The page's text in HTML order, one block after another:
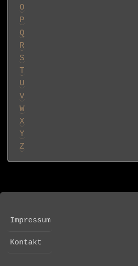
O
P
Q
R
S
T
U
V
W
X
Y
Z
FOOTER
Impressum
Kontakt